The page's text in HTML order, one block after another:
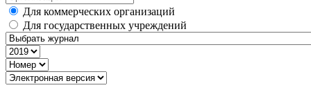
Для коммерческих организаций
Для государственных учреждений